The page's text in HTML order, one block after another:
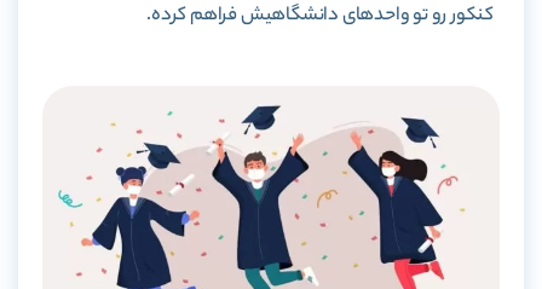
کنکور رو تو واحدهای دانشگاهیش فراهم کرده.